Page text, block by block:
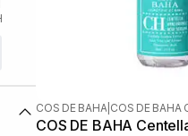
COS DE BAHA COS DE BAHA
COS DE BAHA